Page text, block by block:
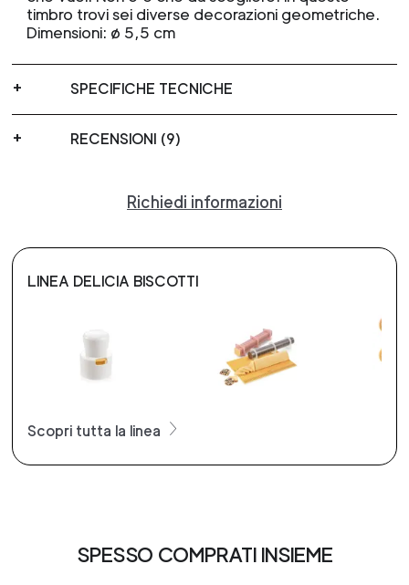
timbro trovi sei diverse decorazioni geometriche.
Dimensioni: ø 5,5 cm
SPECIFICHE TECNICHE
RECENSIONI (9)
Richiedi informazioni
LINEA DELICIA BISCOTTI
Scopri tutta la linea
SPESSO COMPRATI INSIEME